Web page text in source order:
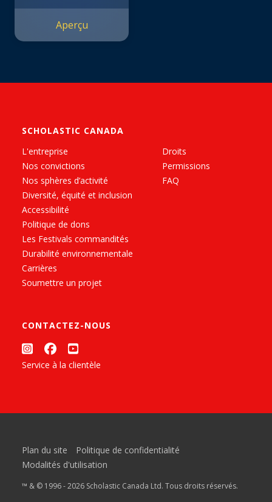
Aperçu
SCHOLASTIC CANADA
L'entreprise
Nos convictions
Nos sphères d’activité
Diversité, équité et inclusion
Accessibilité
Politique de dons
Les Festivals commandités
Durabilité environnementale
Carrières
Soumettre un projet
Droits
Permissions
FAQ
CONTACTEZ-NOUS
Service à la clientèle
Plan du site
Politique de confidentialité
Modalités d'utilisation
™ & © 1996 - 2026 Scholastic Canada Ltd. Tous droits réservés.